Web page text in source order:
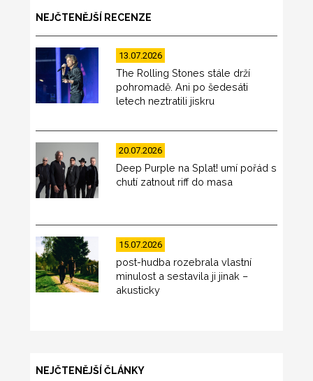
NEJČTENĚJŠÍ RECENZE
13.07.2026
The Rolling Stones stále drží
pohromadě. Ani po šedesáti
letech neztratili jiskru
20.07.2026
Deep Purple na Splat! umí pořád s
chutí zatnout riff do masa
15.07.2026
post-hudba rozebrala vlastní
minulost a sestavila ji jinak –
akusticky
NEJČTENĚJŠÍ ČLÁNKY